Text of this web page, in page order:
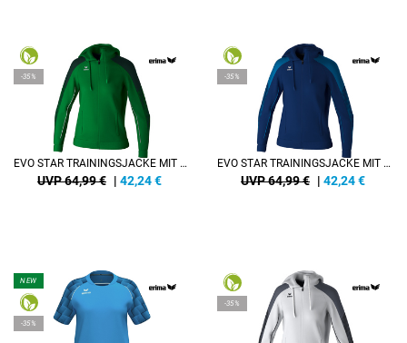
-35%
EVO STAR TRAININGSJACKE MIT KAPUZE DAMEN
UVP 64,99 € | 42,24€
-35%
EVO STAR TRAININGSJACKE MIT KAPUZE DAMEN
UVP 64,99 € | 42,24€
NEW
-35%
-35%